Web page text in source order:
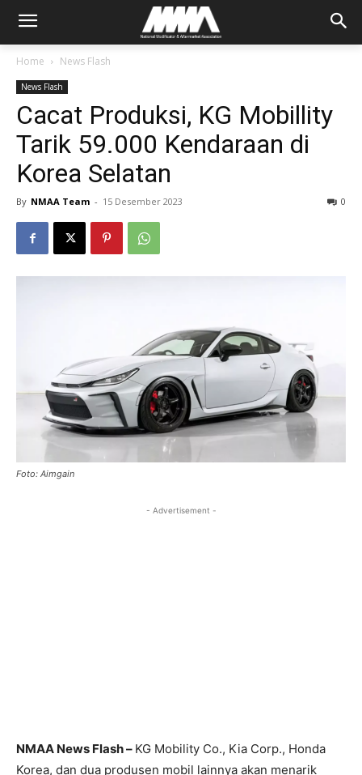
Home News Flash
News Flash
Cacat Produksi, KG Mobillity
Tarik 59.000 Kendaraan di
Korea Selatan
By NMAA Team - 15 Desember 2023 0
Foto: Aimgain
- Advertisement -
NMAA News Flash – KG Mobility Co., Kia Corp., Honda
Korea, dan dua produsen mobil lainnya akan menarik